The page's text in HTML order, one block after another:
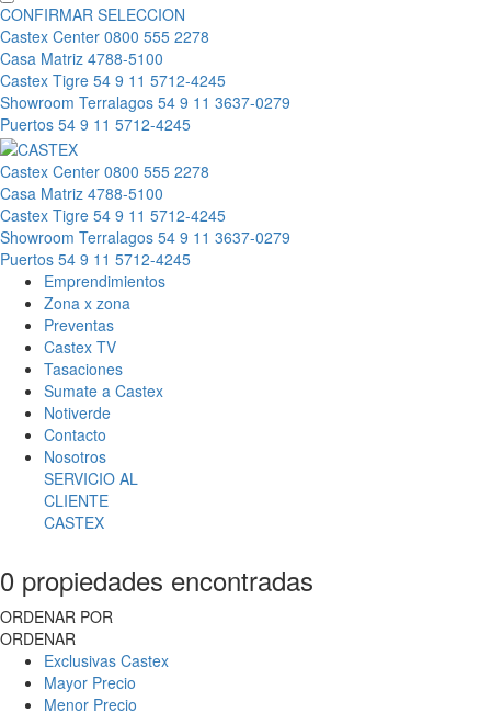
CONFIRMAR SELECCION
Castex Center 0800 555 2278
Casa Matriz 4788-5100
Castex Tigre 54 9 11 5712-4245
Showroom Terralagos 54 9 11 3637-0279
Puertos 54 9 11 5712-4245
Castex Center 0800 555 2278
Casa Matriz 4788-5100
Castex Tigre 54 9 11 5712-4245
Showroom Terralagos 54 9 11 3637-0279
Puertos 54 9 11 5712-4245
Emprendimientos
Zona x zona
Preventas
Castex TV
Tasaciones
Sumate a Castex
Notiverde
Contacto
Nosotros
SERVICIO AL
CLIENTE
CASTEX
0 propiedades encontradas
ORDENAR POR
ORDENAR
Exclusivas Castex
Mayor Precio
Menor Precio